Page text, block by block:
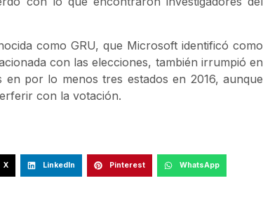
como GRU, que Microsoft identificó como
con las elecciones, también irrumpió en
por lo menos tres estados en 2016, aunque
con la votación.
X LinkedIn Pinterest WhatsApp